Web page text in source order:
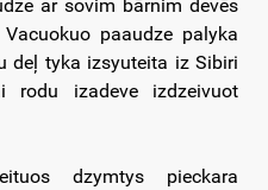
ar sovim bārnim devēs
paaudze palyka
deļ tyka izsyuteita iz Sibiri
rodu izadeve izdzeivuot
dzymtys pieckara